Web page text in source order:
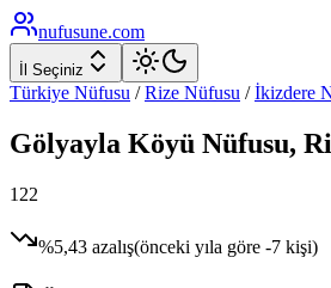
nufusune.com
İl Seçiniz
Türkiye Nüfusu / Rize Nüfusu / İkizdere
Gölyayla Köyü Nüfusu,
122
%5,43 azalış(önceki yıla göre -7 kişi)